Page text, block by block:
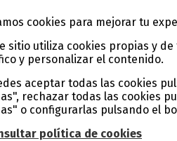
cookies para mejorar tu
sitio utiliza cookies propias y
y personalizar el contenido.
aceptar todas las cookies
rechazar todas las cookies
o configurarlas pulsando el
política de cookies
encuentro tuvo lugar en la
Nacional. El objetivo de la
de Estado, fue informarse
colectivo y apoyarles en
profesionalmente.
Noticias Gobierno